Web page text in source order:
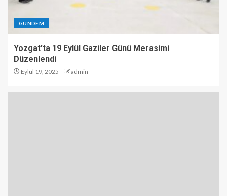
GÜNDEM
Yozgat’ta 19 Eylül Gaziler Günü Merasimi
Düzenlendi
Eylül 19, 2025 admin